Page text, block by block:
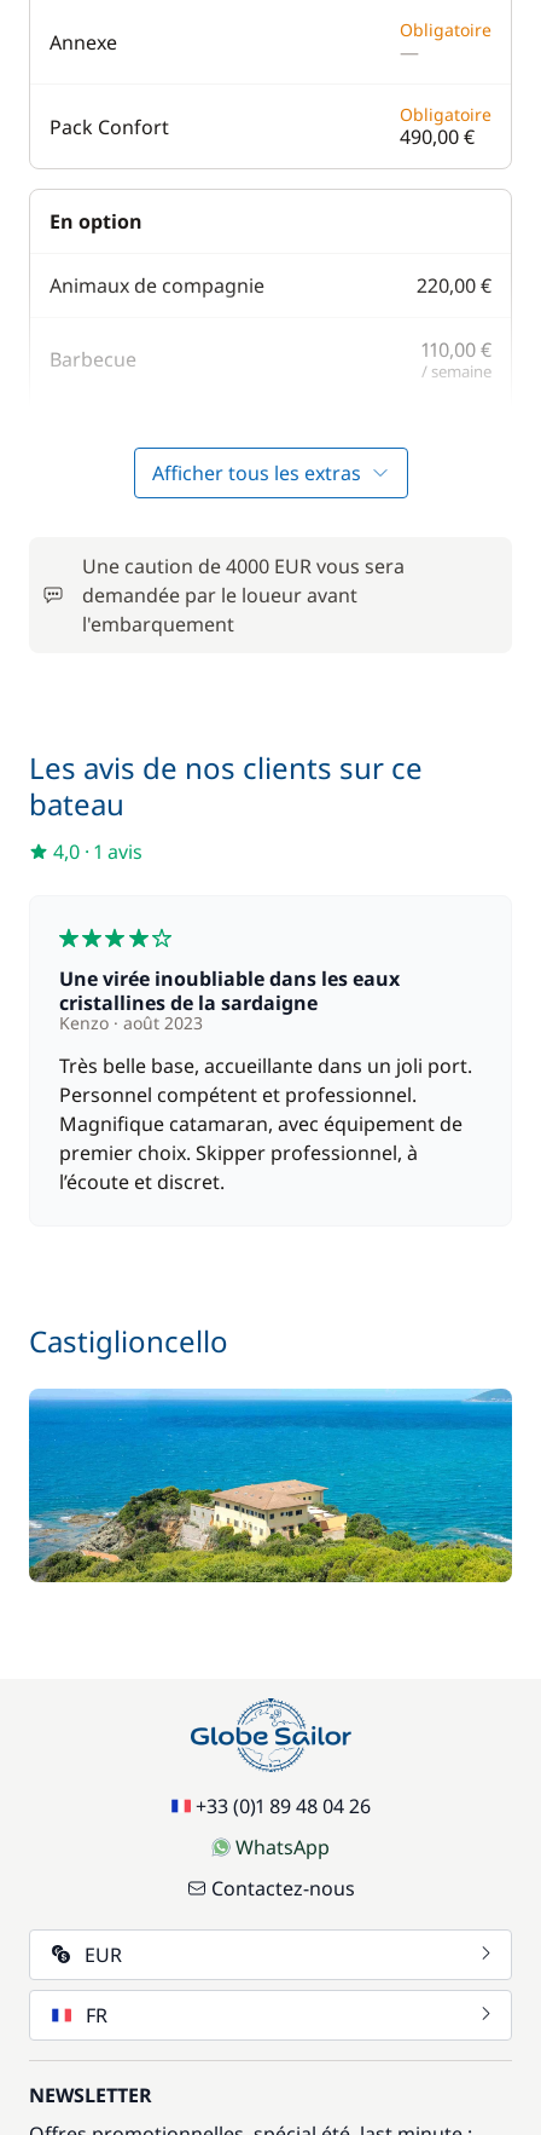
Annexe Obligatoire
—
Pack Confort Obligatoire
490,00 €
En option
Animaux de compagnie 220,00 €
Barbecue 110,00 €
/ semaine
Moteur Hors Bord
Rachat de Franchise
Afficher tous les extras
Une caution de 4000 EUR vous sera
demandée par le loueur avant
l'embarquement
Les avis de nos clients sur ce
bateau
4,0 · 1 avis
Une virée inoubliable dans les eaux
cristallines de la sardaigne
Kenzo août 2023
Très belle base, accueillante dans un joli port.
Personnel compétent et professionnel.
Magnifique catamaran, avec équipement de
premier choix. Skipper professionnel, à
l’écoute et discret.
Castiglioncello
+33 (0)1 89 48 04 26
WhatsApp
Contactez-nous
EUR
FR
NEWSLETTER